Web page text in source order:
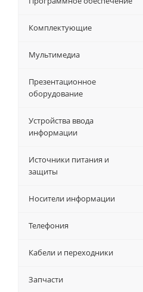
Комплектующие
Мультимедиа
Презентационное
оборудование
Устройства ввода
информации
Источники питания и
защиты
Носители информации
Телефония
Кабели и переходники
Запчасти